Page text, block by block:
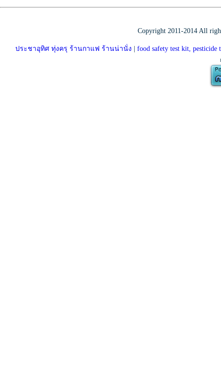
Copyright 2011-2014 All
ประชาอุทิศ ทุ่งครุ ร้านกาแฟ ร้านน่านั่ง |food safety test kit,